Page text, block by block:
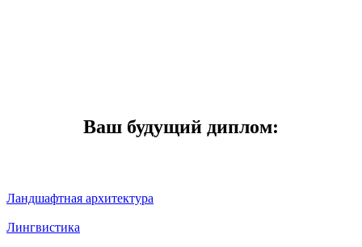
Ваш будущий диплом:
Ландшафтная архитектура
Лингвистика